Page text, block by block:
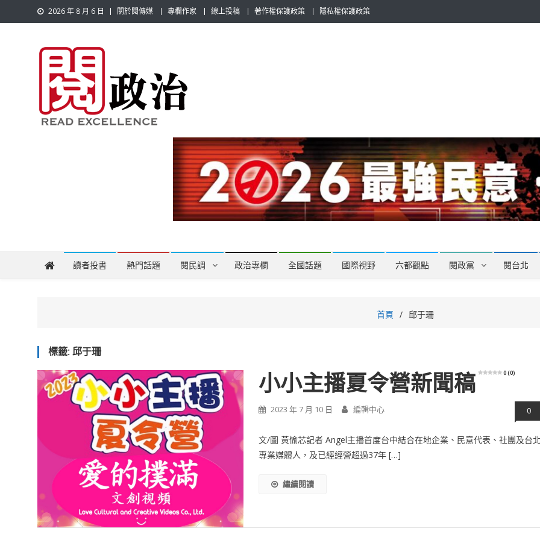
to
2026 年 8 月 6 日 關於閱傳媒 專欄作家 線上投稿 著作權保護政策 隱私權保護政策
閱政治 Read Gov News
讀者投書 熱門話題 閱民調 政治專欄 全國話題 國際視野 六都觀點 閱政黨 閱台北
首頁 邱于珊
標籤: 邱于珊
小小主播夏令營新聞稿 0 (0)
2023 年 7 月 10 日 編輯中心 0
文/圖 黃愉芯記者 Angel主播首度台中結合在地企業、民意代表、社團及台
專業媒體人，及已經經營超過37年 […]
繼續閱讀